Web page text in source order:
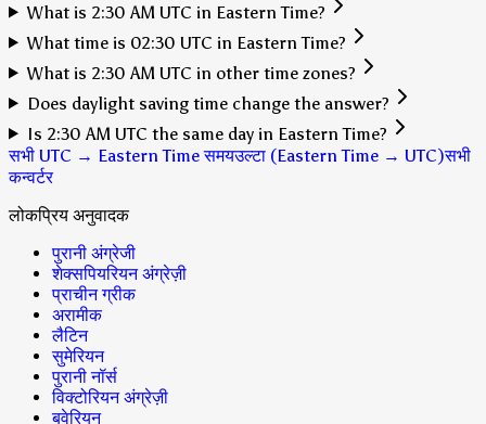
What is 2:30 AM UTC in Eastern Time?
What time is 02:30 UTC in Eastern Time?
What is 2:30 AM UTC in other time zones?
Does daylight saving time change the answer?
Is 2:30 AM UTC the same day in Eastern Time?
सभी UTC → Eastern Time समयउल्टा (Eastern Time → UTC)सभी
कन्वर्टर
लोकप्रिय अनुवादक
पुरानी अंग्रेजी
शेक्सपियरियन अंग्रेज़ी
प्राचीन ग्रीक
अरामीक
लैटिन
सुमेरियन
पुरानी नॉर्स
विक्टोरियन अंग्रेज़ी
बवेरियन